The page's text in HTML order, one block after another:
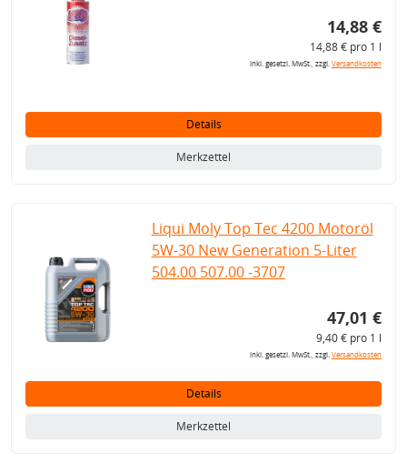
14,88 €
14,88 € pro 1 l
inkl. gesetzl. MwSt., zzgl.Versandkosten
Details
Merkzettel
Liqui Moly Top Tec 4200 Motoröl
5W-30 New Generation 5-Liter
504.00 507.00 -3707
47,01 €
9,40 € pro 1 l
inkl. gesetzl. MwSt., zzgl.Versandkosten
Details
Merkzettel